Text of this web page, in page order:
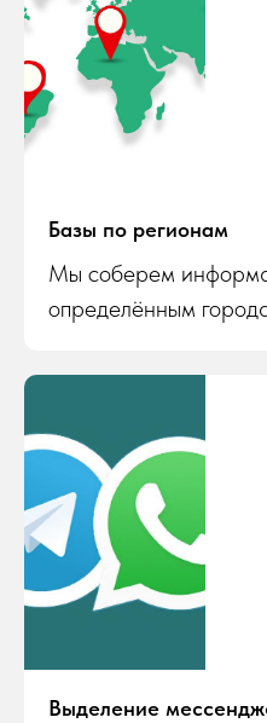
Базы по регионам
Мы соберем
определённым
Выделение